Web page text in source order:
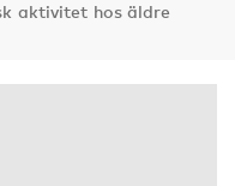
aktivitet hos äldre